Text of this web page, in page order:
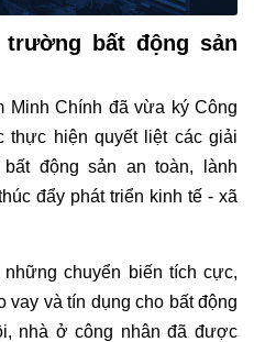
bất động sản
Minh Chính đã vừa ký Công
thực hiện quyết liệt các giải
động sản an toàn, lành
đẩy phát triển kinh tế - xã
chuyển biến tích cực,
vay và tín dụng cho bất động
nhà ở công nhân đã được